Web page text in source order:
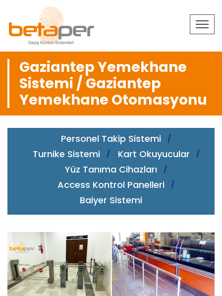
Gaziantep Yemekhane
Sistemi / Gaziantep
Yemekhane Otomasyonu
Personel Takip Sistemi
Turnike Sistemi
Kart Okuyucular
Yüz Tanıma Cihazları
Access Kontrol Panelleri
Baiyer Sistemi